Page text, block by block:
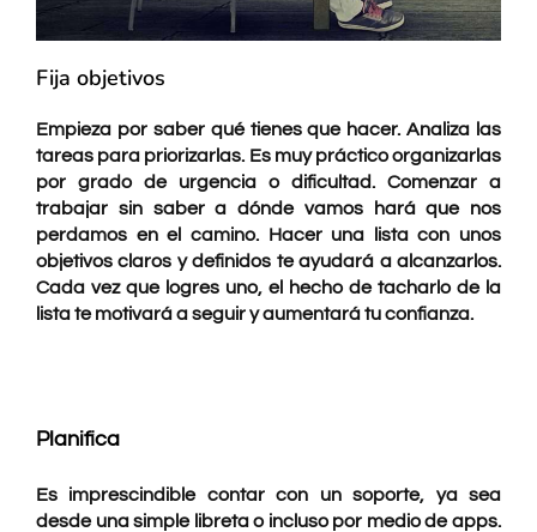
Fija objetivos
Empieza por saber qué tienes que hacer. Analiza las
tareas para priorizarlas. Es muy práctico organizarlas
por grado de urgencia o dificultad. Comenzar a
trabajar sin saber a dónde vamos hará que nos
perdamos en el camino. Hacer una lista con unos
objetivos claros y definidos te ayudará a alcanzarlos.
Cada vez que logres uno, el hecho de tacharlo de la
lista te motivará a seguir y aumentará tu confianza.
Planifica
Es imprescindible contar con un soporte, ya sea
desde una simple libreta o incluso por medio de apps.